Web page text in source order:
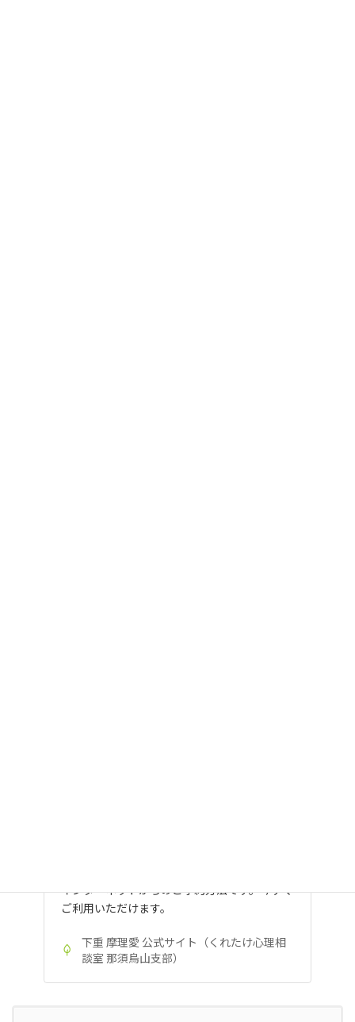
インターネットからのご予約方法です。今すぐ
ご利用いただけます。
下重 摩理愛 公式サイト（くれたけ心理相
談室 那須烏山支部）